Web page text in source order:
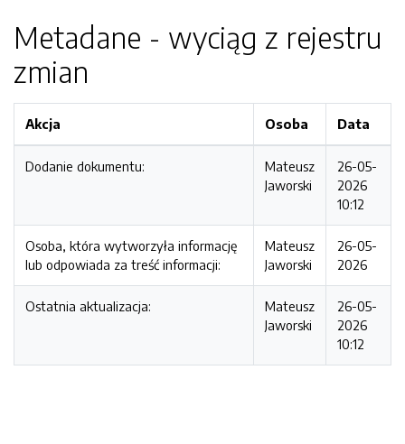
Metadane - wyciąg z rejestru
zmian
Akcja Osoba Data
Dodanie dokumentu:
Mateusz
Jaworski
26-05-
2026
10:12
Osoba, która wytworzyła informację
lub odpowiada za treść informacji:
Mateusz
Jaworski
26-05-
2026
Ostatnia aktualizacja:
Mateusz
Jaworski
26-05-
2026
10:12